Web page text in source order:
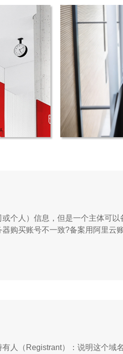
新疆一
个人）信息，但是一个主体可
购买账号不一致?备案用阿里云
人（Registrant）：说明这个域